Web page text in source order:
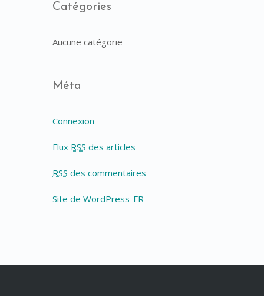
Catégories
Aucune catégorie
Méta
Connexion
Flux RSS des articles
RSS des commentaires
Site de WordPress-FR